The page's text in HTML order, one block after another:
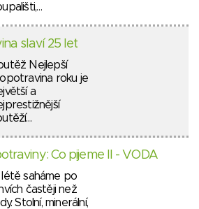
slaví 25 let
Nejlepší
roku je
a
Co pijeme II - VODA
létě saháme po
častěji než
Stolní, minerální,